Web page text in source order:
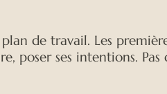
de travail. Les
poser ses intentions. Pas